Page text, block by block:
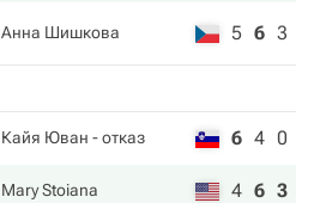
Анна Шишкова 5 6 3
Кайя Юван - отказ 6 4 0
Mary Stoiana 4 6 3